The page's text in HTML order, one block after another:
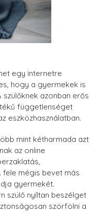
egy internetre
hogy a gyermekek is
szülőknek azonban erős
függetlenséget
eszközhasználatban.
mint kétharmada azt
az online
fele mégis bevet más
gyermekét.
szülő nyíltan beszélget
szörfölni a